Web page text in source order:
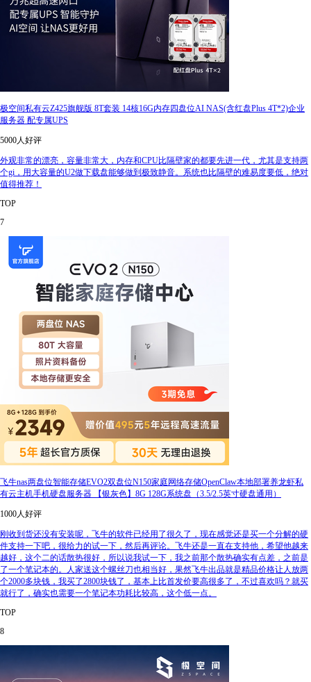
极空间私有云Z425旗舰版 8T套装 14核16G内存四盘位AI NAS(含红盘Plus 4T*2)企业
服务器 配专属UPS
5000人好评
外观非常的漂亮，容量非常大，内存和CPU比隔壁家的都要先进一代，尤其是支持两
个gi，用大容量的U2做下载盘能够做到极致静音。系统也比隔壁的难易度要低，绝对
值得推荐！
TOP
7
飞牛nas两盘位智能存储EVO2双盘位N150家庭网络存储OpenClaw本地部署养龙虾私
有云主机手机硬盘服务器 【银灰色】8G 128G系统盘（3.5/2.5英寸硬盘通用）
1000人好评
刚收到货还没有安装呢，飞牛的软件已经用了很久了，现在感觉还是买一个分解的硬
件支持一下吧，很给力的试一下，然后再评论。飞牛还是一直在支持他，希望他越来
越好，这个二的话散热很好，所以说我试一下，我之前那个散热确实有点差，之前是
了一个笔记本的。人家送这个螺丝刀也相当好，果然飞牛出品就是精品价格让人放两
个2000多块钱，我买了2800块钱了，基本上比首发价要高很多了，不过喜欢吗？就买
就行了，确实也需要一个笔记本功耗比较高，这个低一点。
TOP
8